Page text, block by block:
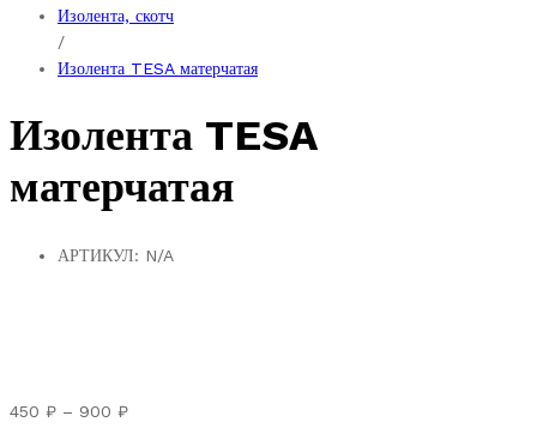
Изолента, скотч
/
Изолента TESA матерчатая
Изолента TESA
матерчатая
АРТИКУЛ: N/A
450 ₽ – 900 ₽Диапазон